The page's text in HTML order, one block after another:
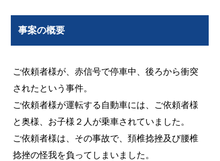
事案の概要
ご依頼者様が、赤信号で停車中、後ろから衝突
されたという事件。
ご依頼者様が運転する自動車には、ご依頼者様
と奥様、お子様２人が乗車されていました。
ご依頼者様は、その事故で、頚椎捻挫及び腰椎
捻挫の怪我を負ってしまいました。